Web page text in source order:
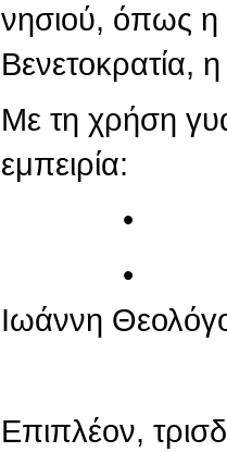
νησιού, όπως η
Βενετοκρατία,
Με τη χρήση
εμπειρία:
• Να
• Να
Ιωάννη
Επιπλέον,